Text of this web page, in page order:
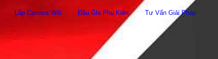
Lắp Camera Wifi Đầu Ghi Phụ Kiên Tư Vấn Giải Pháp